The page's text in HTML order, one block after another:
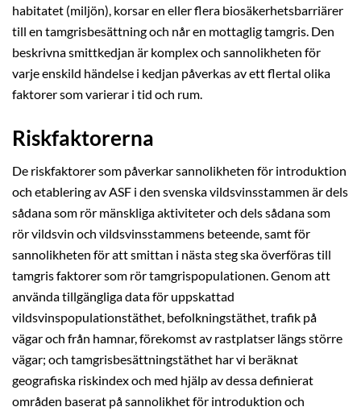
habitatet (miljön), korsar en eller flera biosäkerhetsbarriärer
till en tamgrisbesättning och når en mottaglig tamgris. Den
beskrivna smittkedjan är komplex och sannolikheten för
varje enskild händelse i kedjan påverkas av ett flertal olika
faktorer som varierar i tid och rum.
Riskfaktorerna
De riskfaktorer som påverkar sannolikheten för introduktion
och etablering av ASF i den svenska vildsvinsstammen är dels
sådana som rör mänskliga aktiviteter och dels sådana som
rör vildsvin och vildsvinsstammens beteende, samt för
sannolikheten för att smittan i nästa steg ska överföras till
tamgris faktorer som rör tamgrispopulationen. Genom att
använda tillgängliga data för uppskattad
vildsvinspopulationstäthet, befolkningstäthet, trafik på
vägar och från hamnar, förekomst av rastplatser längs större
vägar; och tamgrisbesättningstäthet har vi beräknat
geografiska riskindex och med hjälp av dessa definierat
områden baserat på sannolikhet för introduktion och